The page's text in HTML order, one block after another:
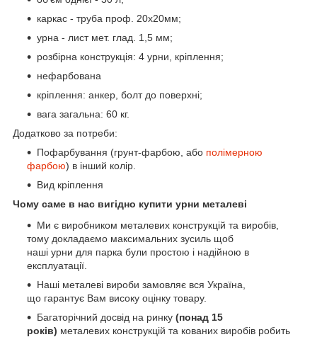
каркас - труба проф. 20х20мм;
урна - лист мет. глад. 1,5 мм;
розбірна конструкція: 4 урни, кріплення;
нефарбована
кріплення: анкер, болт до поверхні;
вага загальна: 60 кг.
Додатково за потреби:
Пофарбування (грунт-фарбою, або полімерною
фарбою) в інший колір.
Вид кріплення
Чому саме в нас вигідно купити урни металеві
Ми є виробником металевих конструкцій та виробів,
тому докладаємо максимальних зусиль щоб
наші урни для парка були простою і надійною в
експлуатації.
Наші металеві вироби замовляє вся Україна,
що гарантує Вам високу оцінку товару.
Багаторічний досвід на ринку (понад 15
років) металевих конструкцій та кованих виробів робить